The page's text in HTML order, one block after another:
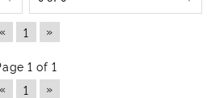
« 1 »
1 of 1
«
1 »